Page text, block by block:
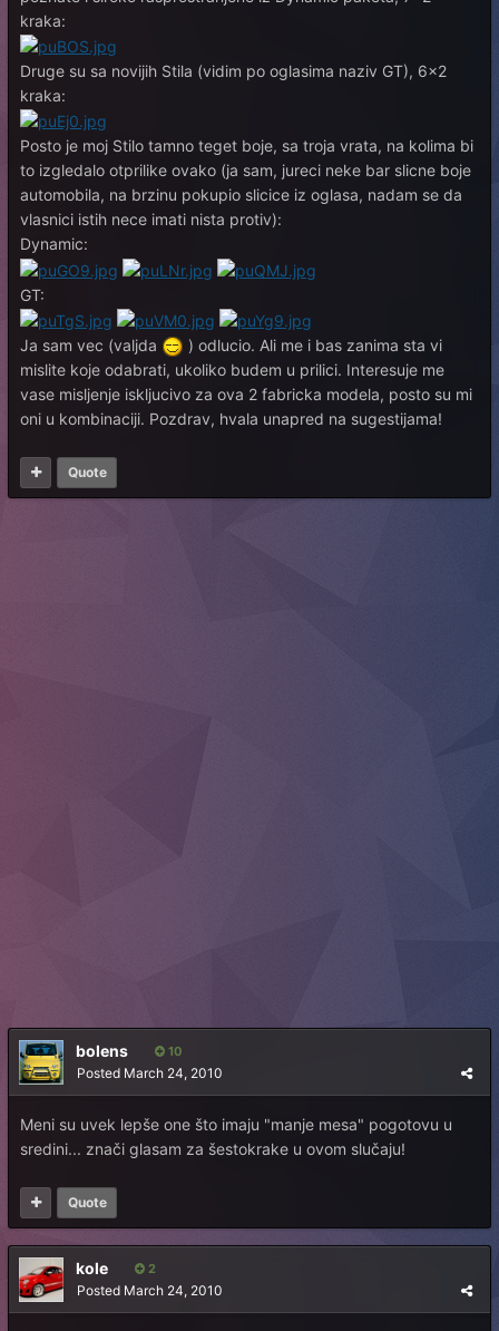
kraka:
Druge su sa novijih Stila (vidim po oglasima naziv GT), 6x2
kraka:
Posto je moj Stilo tamno teget boje, sa troja vrata, na kolima bi
to izgledalo otprilike ovako (ja sam, jureci neke bar slicne boje
automobila, na brzinu pokupio slicice iz oglasa, nadam se da
vlasnici istih nece imati nista protiv):
Dynamic:
GT:
Ja sam vec (valjda
) odlucio. Ali me i bas zanima sta vi
mislite koje odabrati, ukoliko budem u prilici. Interesuje me
vase misljenje iskljucivo za ova 2 fabricka modela, posto su mi
oni u kombinaciji. Pozdrav, hvala unapred na sugestijama!
Quote
bolens 10
Posted March 24, 2010
Meni su uvek lepše one što imaju "manje mesa" pogotovu u
sredini... znači glasam za šestokrake u ovom slučaju!
Quote
kole 2
Posted March 24, 2010